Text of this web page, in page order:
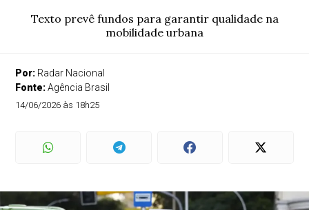
Texto prevê fundos para garantir qualidade na
mobilidade urbana
Por: Radar Nacional
Fonte:Agência Brasil
14/06/2026 às 18h25